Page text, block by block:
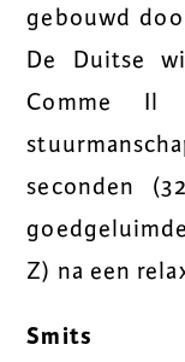
gebouwd
De Duitse
Comme Il
seconden
Z) na een
Smits